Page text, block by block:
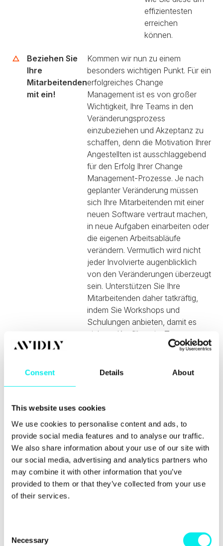
Consent Details About
This website uses cookies
We use cookies to personalise content and ads, to
provide social media features and to analyse our traffic.
We also share information about your use of our site with
our social media, advertising and analytics partners who
may combine it with other information that you’ve
provided to them or that they’ve collected from your use
of their services.
Necessary
effizientesten
erreichen
können.
Beziehen Sie
Ihre
Mitarbeitenden
mit ein!
Kommen wir nun zu einem
besonders wichtigen Punkt. Für ein
erfolgreiches Change
Management ist es von großer
Wichtigkeit, Ihre Teams in den
Veränderungsprozess
einzubeziehen und Akzeptanz zu
schaffen, denn die Motivation Ihrer
Angestellten ist ausschlaggebend
für den Erfolg Ihrer Change
Management-Prozesse. Je nach
geplanter Veränderung müssen
sich Ihre Mitarbeitenden mit einer
neuen Software vertraut machen,
in neue Aufgaben einarbeiten oder
die eigenen Arbeitsabläufe
verändern. Vermutlich wird nicht
jeder Involvierte augenblicklich
von den Veränderungen überzeugt
sein. Unterstützen Sie Ihre
Mitarbeitenden daher tatkräftig,
indem Sie Workshops und
Schulungen anbieten, damit es
nicht zu Konflikten im Team
kommt, und geben Sie ihnen Zeit.
Mitarbeitenden von der Wichtigkeit
und Sorgen innerhalb der
Präzise
Planung!
Sämtliche Prozesse, Strategien und
Strukturen, die innerhalb des Change
Managements zum Einsatz kommen,
sollten präzise geplant werden. Nicht jede
Strategie, die Sie online finden, wird sich
für Ihr Unternehmen eignen. Jedes
Change Management gelten. Erarbeiten
Sie gemeinsam mit Ihren Mitarbeitenden